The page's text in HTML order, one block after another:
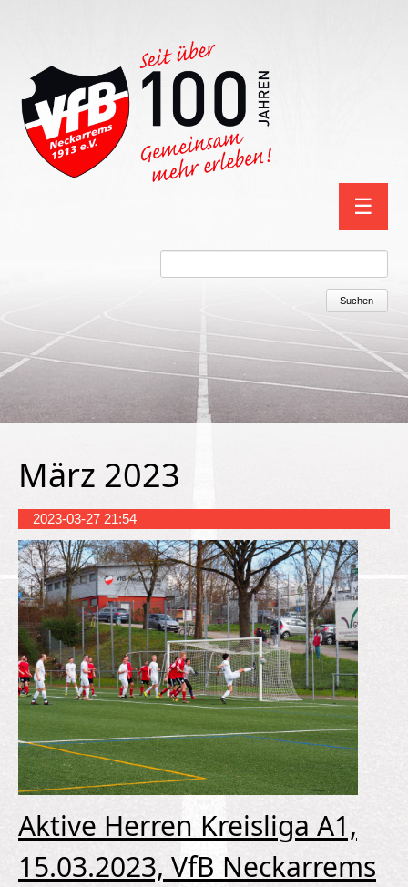
☰
Suchen
März 2023
2023-03-27 21:54
Aktive Herren Kreisliga A1,
15.03.2023, VfB Neckarrems